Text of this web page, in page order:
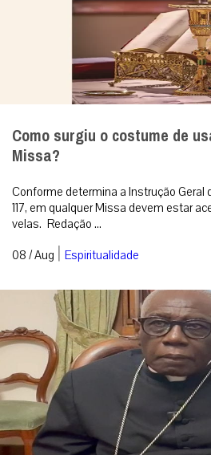
Como surgiu o costume de
Missa?
Conforme determina a Instrução Geral
117, em qualquer Missa devem estar
velas. Redação ...
08 / Aug | Espiritualidade